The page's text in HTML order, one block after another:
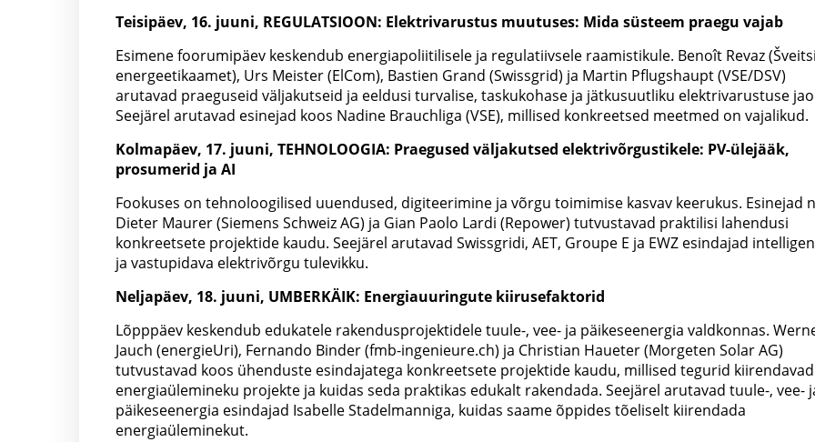
Teisipäev, 16. juuni, REGULATSIOON: Elektrivarustus muutuses: Mida süsteem praegu vajab
Esimene foorumipäev keskendub energiapoliitilisele ja regulatiivsele raamistikule. Benoît Revaz
energeetikaamet), Urs Meister (ElCom), Bastien Grand (Swissgrid) ja Martin Pflugshaupt (VSE/DSV)
arutavad praeguseid väljakutseid ja eeldusi turvalise, taskukohase ja jätkusuutliku elektrivarustuse
Seejärel arutavad esinejad koos Nadine Brauchliga (VSE), millised konkreetsed meetmed on vajalikud.
Kolmapäev, 17. juuni, TEHNOLOOGIA: Praegused väljakutsed elektrivõrgustikele: PV-ülejääk,
prosumerid ja AI
Fookuses on tehnoloogilised uuendused, digiteerimine ja võrgu toimimise kasvav keerukus. Esinejad
Dieter Maurer (Siemens Schweiz AG) ja Gian Paolo Lardi (Repower) tutvustavad praktilisi lahendusi
konkreetsete projektide kaudu. Seejärel arutavad Swissgridi, AET, Groupe E ja EWZ esindajad
ja vastupidava elektrivõrgu tulevikku.
Neljapäev, 18. juuni, UMBERKÄIK: Energiauuringute kiirusefaktorid
Lõpppäev keskendub edukatele rakendusprojektidele tuule-, vee- ja päikeseenergia valdkonnas.
Jauch (energieUri), Fernando Binder (fmb-ingenieure.ch) ja Christian Haueter (Morgeten Solar AG)
tutvustavad koos ühenduste esindajatega konkreetsete projektide kaudu, millised tegurid kiirendavad
energiaülemineku projekte ja kuidas seda praktikas edukalt rakendada. Seejärel arutavad tuule-, vee-
päikeseenergia esindajad Isabelle Stadelmanniga, kuidas saame õppides tõeliselt kiirendada
energiaüleminekut.